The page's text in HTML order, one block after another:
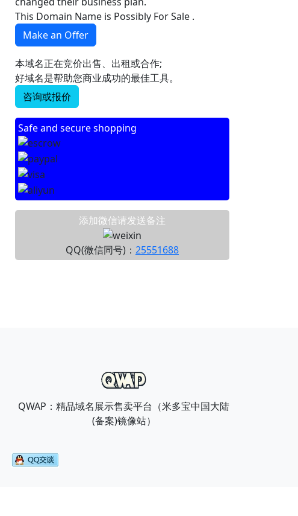
This Domain Name is Possibly For Sale .
Make an Offer
本域名正在竞价出售、出租或合作;
好域名是帮助您商业成功的最佳工具。
咨询或报价
Safe and secure shopping
添加微信请发送备注
QQ(微信同号)： 25551688
QWAP：精品域名展示售卖平台（米多宝中国大陆
(备案)镜像站）